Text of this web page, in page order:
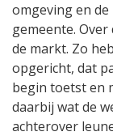
omgeving en
gemeente. Over
de markt. Zo
opgericht, dat
begin toetst en
daarbij wat de
achterover